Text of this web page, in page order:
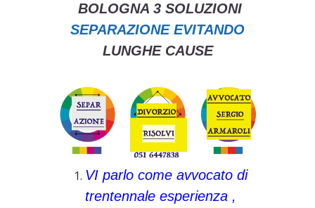
BOLOGNA 3 SOLUZIONI
SEPARAZIONE EVITANDO
LUNGHE CAUSE
VI parlo come avvocato di
trentennale esperienza ,